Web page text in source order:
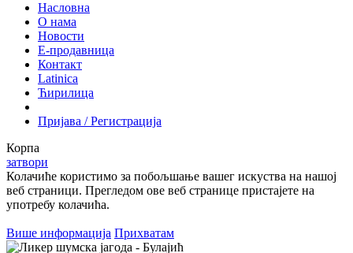
Насловна
О нама
Новости
Е-продавница
Контакт
Latinica
Ћирилица
Пријава / Регистрација
Корпа
затвори
Колачиће користимо за побољшање вашег искуства на нашој
веб страници. Прегледом ове веб странице пристајете на
употребу колачића.
Више информација Прихватам